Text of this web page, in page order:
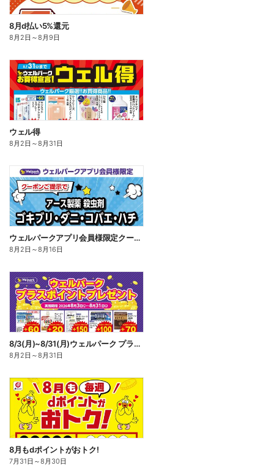
8月d払い5%還元
8月2日 ～8月9日
ウェル得
8月2日 ～8月31日
ウェルパークアプリ会員様限定クーポン配信中!
8月2日 ～8月16日
8/3(月)~8/31(月)ウェルパーク プラスポイントプレゼント
8月2日 ～8月31日
8月もdポイントがおトク!
7月31日 ～8月30日